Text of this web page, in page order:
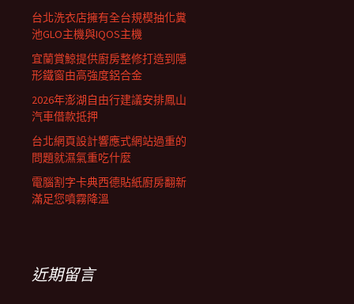
台北洗衣店擁有全台規模抽化糞
池GLO主機與IQOS主機
宜蘭賞鯨提供廚房整修打造到隱
形鐵窗由高強度鋁合金
2026年澎湖自由行建議安排鳳山
汽車借款抵押
台北網頁設計響應式網站過重的
問題就濕氣重吃什麼
電腦割字卡典西德貼紙廚房翻新
滿足您噴霧降溫
近期留言